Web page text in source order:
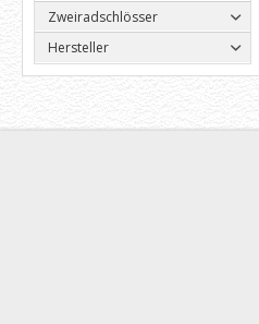
Zweiradschlösser
Hersteller